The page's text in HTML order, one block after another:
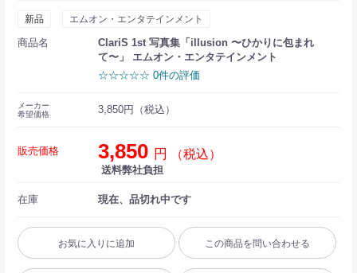
新品 エムオン・エンタテインメント
商品名
ClariS 1st 写真集「illusion 〜ひかりに包まれ
て〜」 エムオン・エンタテインメント
☆☆☆☆☆ 0件の評価
メーカー
希望価格
3,850円（税込）
販売価格 3,850 円 （税込）
送料弊社負担
在庫 現在、品切れ中です
お気に入りに追加 この商品を問い合わせる